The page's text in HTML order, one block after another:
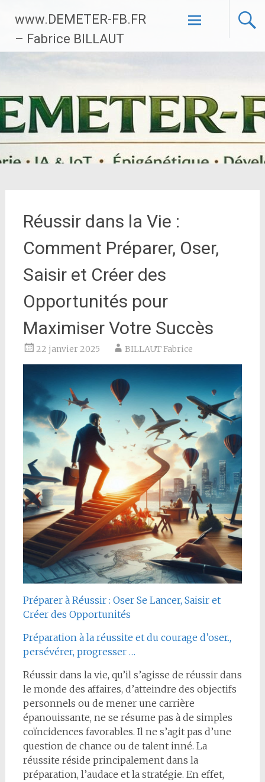
contenu
principal
www.DEMETER-FB.FR
– Fabrice BILLAUT
Réussir dans la Vie :
Comment Préparer, Oser,
Saisir et Créer des
Opportunités pour
Maximiser Votre Succès
22 janvier 2025 BILLAUT Fabrice
Préparer à Réussir : Oser Se Lancer, Saisir et
Créer des Opportunités
Préparation à la réussite et du courage d’oser.,
persévérer, progresser …
Réussir dans la vie, qu’il s’agisse de réussir dans
le monde des affaires, d’atteindre des objectifs
personnels ou de mener une carrière
épanouissante, ne se résume pas à de simples
coïncidences favorables. Il ne s’agit pas d’une
question de chance ou de talent inné. La
réussite réside principalement dans la
préparation, l’audace et la stratégie. En effet,